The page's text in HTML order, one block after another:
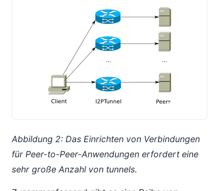
Abbildung 2: Das Einrichten von Verbindungen
für Peer-to-Peer-Anwendungen erfordert eine
sehr große Anzahl von tunnels.